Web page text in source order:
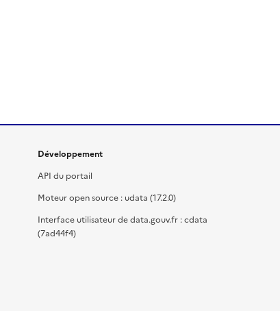
Développement
API du portail
Moteur open source : udata (17.2.0)
Interface utilisateur de data.gouv.fr : cdata
(7ad44f4)